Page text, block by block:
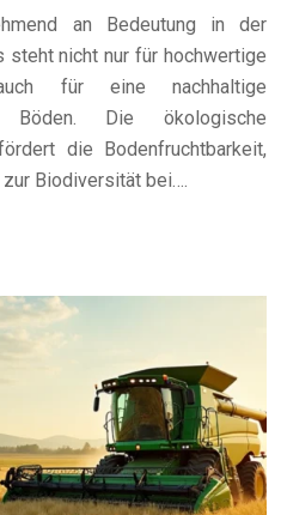
an Bedeutung in der
steht nicht nur für hochwertige
für eine nachhaltige
Böden. Die ökologische
die Bodenfruchtbarkeit,
Biodiversität bei….